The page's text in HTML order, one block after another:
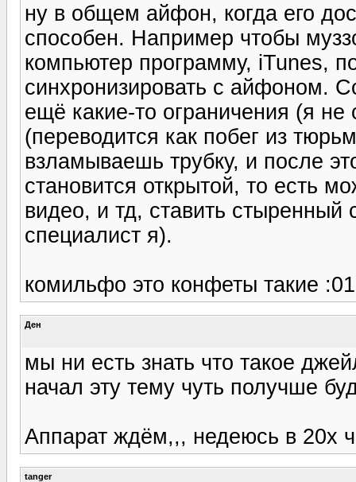
ну в общем айфон, когда его
способен. Например чтобы
компьютер программу, iTunes,
синхронизировать с айфоном.
ещё какие-то ограничения (я
(переводится как побег из
взламываешь трубку, и после
становится открытой, то есть
видео, и тд, ставить
специалист я).
комильфо это конфеты такие
Ден
мы ни есть знать что такое
начал эту тему чуть получше
Аппарат ждём,,, недеюсь в 20х
tanger